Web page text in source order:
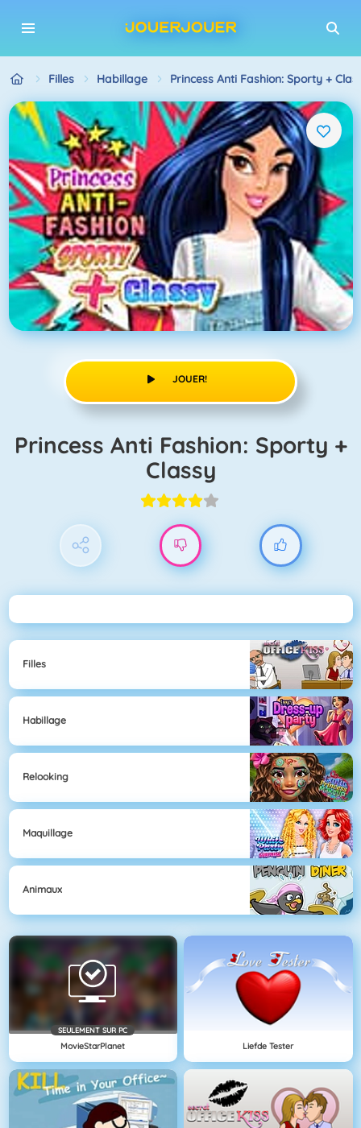
Filles Habillage Princess Anti Fashion: Sporty +
JOUER!
Princess Anti Fashion: Sporty +
Classy
Filles
Habillage
Relooking
Maquillage
Animaux
SEULEMENT SUR PC
MovieStarPlanet Liefde Tester